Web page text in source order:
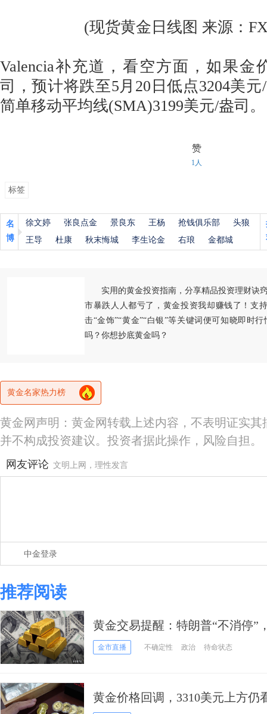
(现货黄金日线图 来源：
Valencia补充道，看空方面，如果金
司，预计将跌至5月20日低点3204美
简单移动平均线(SMA)3199美元/盎司。
赞
1人
标签
名
博
徐文婷 张良点金 景良东 王杨 抢钱俱乐部
头狼
王导
杜康 秋末悔城 李生论金 右琅 金都城
实用的黄金投资指南，分享精品投资理财诀
市暴跌人人都亏了，黄金投资我却赚钱了！支
击“金饰”“黄金”“白银”等关键词便可知晓即时
吗？你想抄底黄金吗？
黄金名家热力榜
黄金网声明：黄金网转载上述内容，不表明证实
并不构成投资建议。投资者据此操作，风险自担。
网友评论 文明上网，理性发言
中金登录
推荐阅读
黄金交易提醒：特朗普“不消停”
裁，金价或延续涨势
金市直播 不确定性 政治 待命状态
黄金价格回调，3310美元上方仍